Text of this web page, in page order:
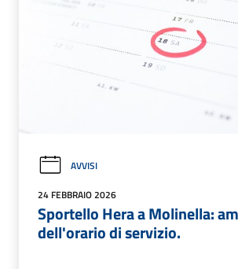
AVVISI
24 FEBBRAIO 2026
Sportello Hera a Molinella:
dell'orario di servizio.